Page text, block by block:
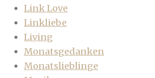
Link Love
Linkliebe
Living
Monatsgedanken
Monatslieblinge